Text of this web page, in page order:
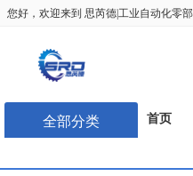
您好，欢迎来到 思芮德|工业自动化零
全部分类 首页